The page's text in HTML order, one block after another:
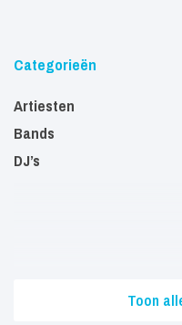
Categorieën
Artiesten
Bands
DJ’s
Toon